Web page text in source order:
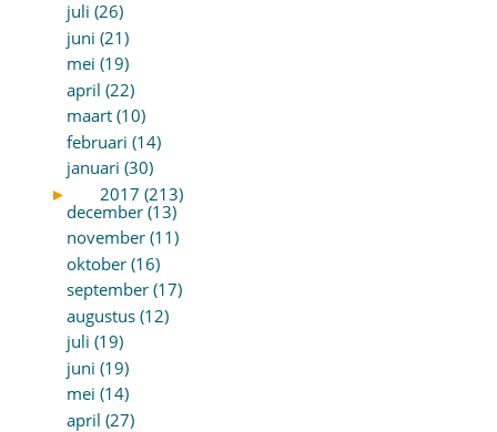
juli (26)
juni (21)
mei (19)
april (22)
maart (10)
februari (14)
januari (30)
►
2017 (213)
december (13)
november (11)
oktober (16)
september (17)
augustus (12)
juli (19)
juni (19)
mei (14)
april (27)